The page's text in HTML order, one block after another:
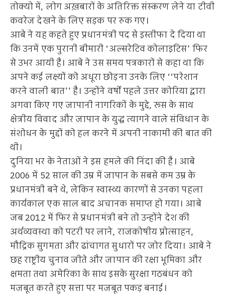
तोक्यो में, लोग अख़बारों के अतिरिक्त संस्करण लेने या टीवी
कवरेज देखने के लिए सड़क पर रुक गए।
आबे ने यह कहते हुए प्रधानमंत्री पद से इस्तीफा दे दिया था
कि उनमें एक पुरानी बीमारी ‘अल्सरेटिव कोलाइटिस’ फिर
से उभर आयी है। आबे ने उस समय पत्रकारों से कहा था कि
अपने कई लक्ष्यों को अधूरा छोड़ना उनके लिए ‘‘परेशान
करने वाली बात’’ है। उन्होंने वर्षों पहले उत्तर कोरिया द्वारा
अगवा किए गए जापानी नागरिकों के मुद्दे, रूस के साथ
क्षेत्रीय विवाद और जापान के युद्ध त्यागने वाले संविधान के
संशोधन के मुद्दों को हल करने में अपनी नाकामी की बात की
थी।
दुनिया भर के नेताओं ने इस हमले की निंदा की है। आबे
2006 में 52 साल की उम्र में जापान के सबसे कम उम्र के
प्रधानमंत्री बने थे, लेकिन स्वास्थ्य कारणों से उनका पहला
कार्यकाल एक साल बाद अचानक समाप्त हो गया। आबे
जब 2012 में फिर से प्रधानमंत्री बने तो उन्होंने देश की
अर्थव्यवस्था को पटरी पर लाने, राजकोषीय प्रोत्साहन,
मौद्रिक सुगमता और ढांचागत सुधारों पर जोर दिया। आबे ने
छह राष्ट्रीय चुनाव जीते और जापान की रक्षा भूमिका और
क्षमता तथा अमेरिका के साथ इसके सुरक्षा गठबंधन को
मजबूत करते हुए सत्ता पर मजबूत पकड़ बनाई।